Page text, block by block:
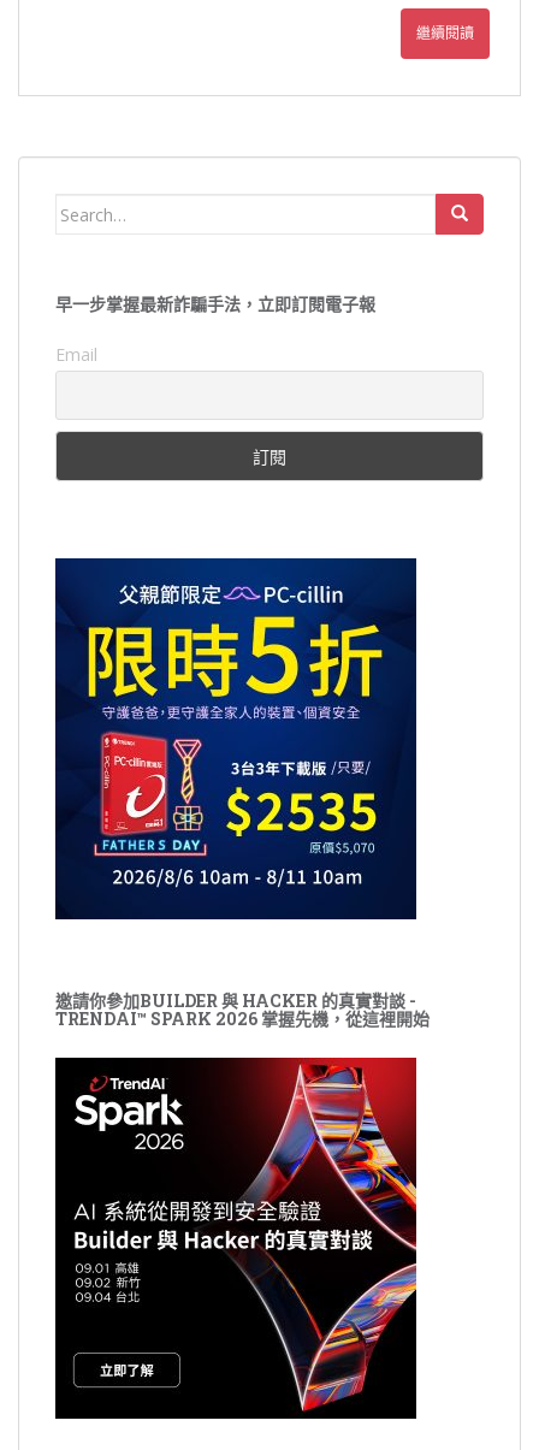
繼續閱讀
Search
早一步掌握最新詐騙手法，立即訂閱電子報
Email
邀請你參加BUILDER 與 HACKER 的真實對談 -
TRENDAI™ SPARK 2026 掌握先機，從這裡開始